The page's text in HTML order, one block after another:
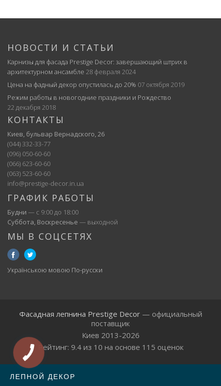
НОВОСТИ И СТАТЬИ
Карнизы для фасада Prestige Decor: завершающий штрих в
архитектурном ансамбле 28 февраля 2024
Цена на фадный декор опустилась до 20% 07 октября 2019
Режим работы в новогодние праздники и Рождество
22 декабря 2018
КОНТАКТЫ
Киев, бульвар Вернадского, 26
(044) 332-33-77
(096) 050-60-60
(066) 623-60-60
(063) 523-60-60
info@prestige-decor.in.ua
ГРАФИК РАБОТЫ
Будни — с 9:00 до 18:00
Суббота, Воскресенье — выходной
МЫ В СОЦСЕТЯХ
Українською мовою По-русски
Фасадная лепнина Prestige Decor— официальный
поставщик
Киев 2013-2026
Рейтинг: 9.4из 10 на основе 115 оценок
ЛЕПНОЙ ДЕКОР